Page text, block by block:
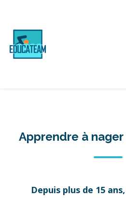
Apprendre à
Depuis plus de 15